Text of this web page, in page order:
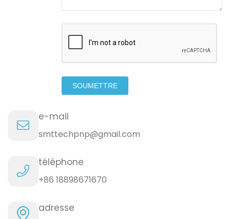
SOUMETTRE
e-mail
smttechpnp@gmail.com
téléphone
+86 18898671670
adresse